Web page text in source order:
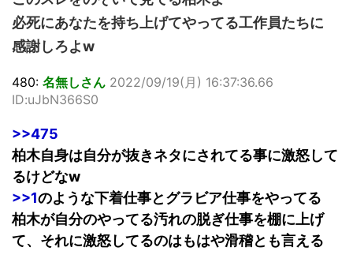
必死にあなたを持ち上げてやってる工作員たちに
感謝しろよw
480: 名無しさん 2022/09/19(月) 16:37:36.66
ID:uJbN366S0
>>475
柏木自身は自分が抜きネタにされてる事に激怒して
るけどなw
>>1のような下着仕事とグラビア仕事をやってる
柏木が自分のやってる汚れの脱ぎ仕事を棚に上げ
て、それに激怒してるのはもはや滑稽とも言える